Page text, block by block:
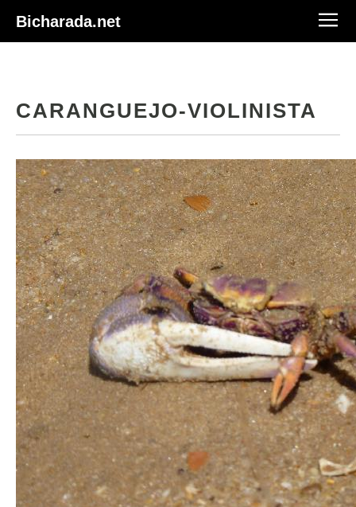
Bicharada.net
CARANGUEJO-VIOLINISTA